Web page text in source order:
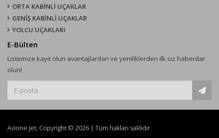
ORTA KABİNLİ UÇAKLAR
GENİŞ KABİNLİ UÇAKLAR
YOLCU UÇAKLARI
E-Bülten
Listemize kayıt olun avantajlardan ve yeniliklerden ilk siz haberdar
olun!
Avione Jet, Copyright © 2026 | Tüm hakları saklıdır.